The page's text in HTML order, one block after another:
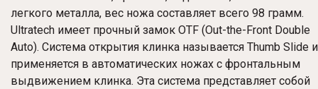
легкого металла, вес ножа составляет всего 98 грамм.
Ultratech имеет прочный замок OTF (Out-the-Front Double
Auto). Система открытия клинка называется Thumb Slide и
применяется в автоматических ножах с фронтальным
выдвижением клинка. Эта система представляет собой